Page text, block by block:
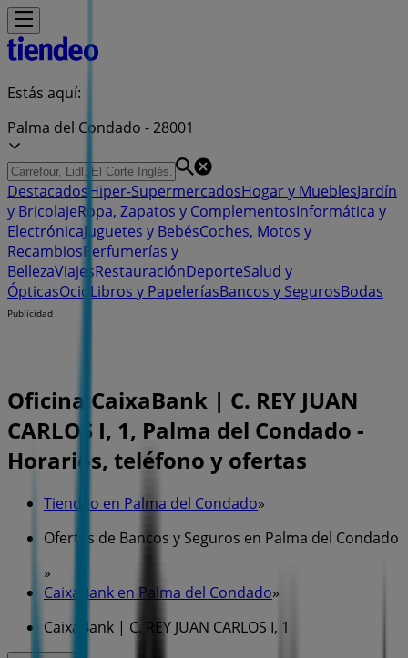
Estás aquí:
Palma del Condado - 28001
DestacadosHiper-SupermercadosHogar y MueblesJardín
y BricolajeRopa, Zapatos y ComplementosInformática y
ElectrónicaJuguetes y BebésCoches, Motos y
RecambiosPerfumerías y
BellezaViajesRestauraciónDeporteSalud y
ÓpticasOcio Libros y PapeleríasBancos y SegurosBodas
Publicidad
Oficina CaixaBank | C. REY JUAN
CARLOS I, 1, Palma del Condado -
Horarios, teléfono y ofertas
Tiendeo en Palma del Condado»
Ofertas de Bancos y Seguros en Palma del Condado
»
CaixaBank en Palma del Condado»
CaixaBank | C. REY JUAN CARLOS I, 1